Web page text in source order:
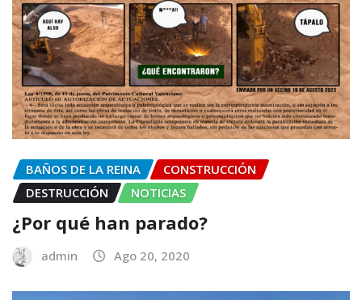
BAÑOS DE LA REINA
CONSTRUCCIÓN
DESTRUCCIÓN
NOTICIAS
¿Por qué han parado?
admin Ago 20, 2020